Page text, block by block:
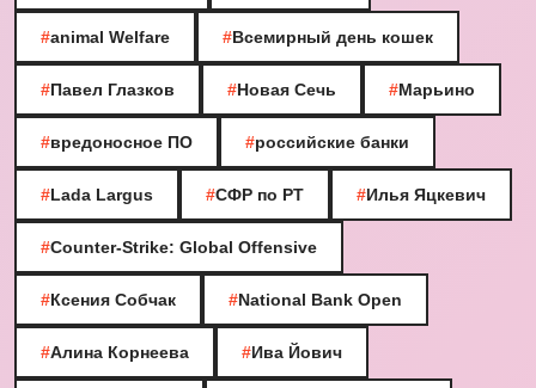
#animal Welfare #Всемирный день кошек
#Павел Глазков #Новая Сечь #Марьино
#вредоносное ПО #российские банки
#Lada Largus #СФР по РТ #Илья Яцкевич
#Counter-Strike: Global Offensive
#Ксения Собчак #National Bank Open
#Алина Корнеева #Ива Йович